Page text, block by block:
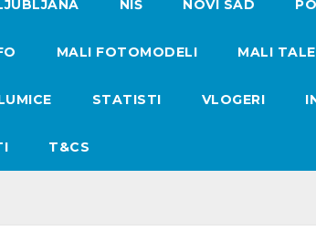
NIŠ NOVI SAD
MALI FOTOMODELI MALI
STATISTI VLOGERI
T&CS